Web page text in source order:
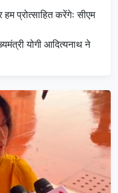
प्रोत्साहित करेंगेः सीएम
योगी आदित्यनाथ ने